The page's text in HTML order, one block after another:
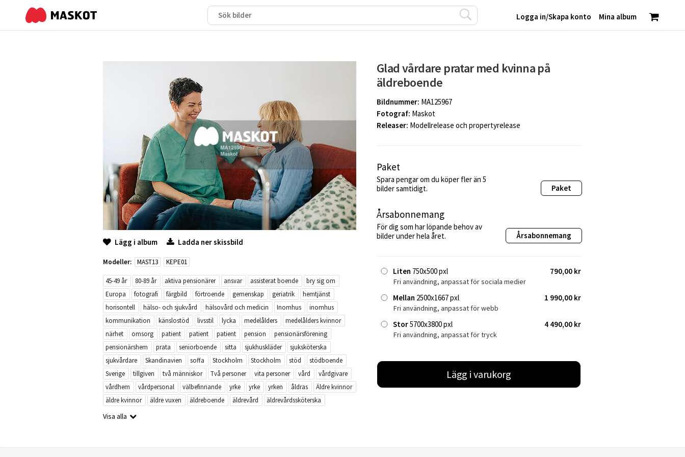
Mina album
Logga in/Skapa konto
Lägg i album Ladda ner skissbild
Modeller: MAST13 KEPE01
45-49 år 80-89 år aktiva pensionärer ansvar assisterat boende
bry sig om
Europa
fotografi färgbild förtroende gemenskap geriatrik
hemtjänst
horisontell
hälso- och sjukvård hälsovård och medicin Inomhus
inomhus
kommunikation
känslostöd livsstil lycka medelålders
medelålders kvinnor
närhet
omsorg patient patient patient pension
pensionärsförening
pensionärshem
prata seniorboende sitta sjukhuskläder
sjuksköterska
sjukvårdare
Skandinavien soffa Stockholm Stockholm stöd
stödboende
Sverige
tillgiven två människor Två personer vita personer vård
vårdgivare
vårdhem
vårdpersonal välbefinnande yrke yrke yrken åldras
Äldre kvinnor
äldre kvinnor
äldre vuxen äldreboende äldrevård äldrevårdssköterska
Visa alla
Glad vårdare pratar med kvinna på
äldreboende
Bildnummer: MA125967
Fotograf: Maskot
Releaser: Modellrelease och propertyrelease
Paket
Spara pengar om du köper fler än 5
bilder samtidigt.
Paket
Årsabonnemang
För dig som har löpande behov av
bilder under hela året.
Årsabonnemang
Liten 750x500 pxl 790,00 kr
Fri användning, anpassat för sociala medier
Mellan 2500x1667 pxl 1 990,00 kr
Fri användning, anpassat för webb
Stor5700x3800 pxl 4 490,00 kr
Fri användning, anpassat för tryck
Lägg i varukorg